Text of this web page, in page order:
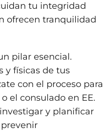
tu integridad
ofrecen tranquilidad
pilar esencial.
y físicas de tus
con el proceso para
el consulado en EE.
y planificar